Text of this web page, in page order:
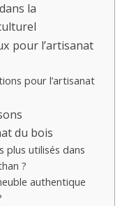
la
pour l’artisanat
pour l’artisanat
du bois
plus utilisés dans
?
authentique